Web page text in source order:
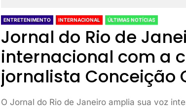
ENTRETENIMENTO INTERNACIONAL ÚLTIMAS NOTÍCIAS
Jornal do Rio de
internacional com a
jornalista Conceição
O Jornal do Rio de Janeiro amplia sua voz